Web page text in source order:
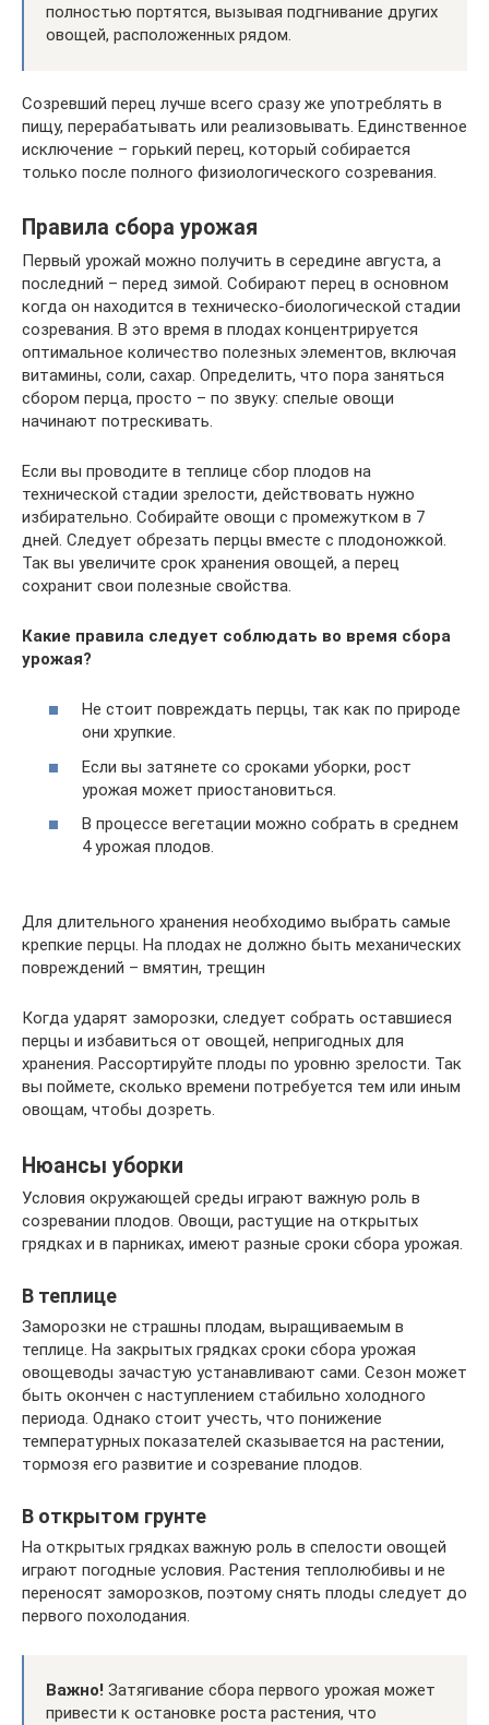
полностью портятся, вызывая подгнивание других
овощей, расположенных рядом.
Созревший перец лучше всего сразу же употреблять в
пищу, перерабатывать или реализовывать. Единственное
исключение – горький перец, который собирается
только после полного физиологического созревания.
Правила сбора урожая
Первый урожай можно получить в середине августа, а
последний – перед зимой. Собирают перец в основном
когда он находится в техническо-биологической стадии
созревания. В это время в плодах концентрируется
оптимальное количество полезных элементов, включая
витамины, соли, сахар. Определить, что пора заняться
сбором перца, просто – по звуку: спелые овощи
начинают потрескивать.
Если вы проводите в теплице сбор плодов на
технической стадии зрелости, действовать нужно
избирательно. Собирайте овощи с промежутком в 7
дней. Следует обрезать перцы вместе с плодоножкой.
Так вы увеличите срок хранения овощей, а перец
сохранит свои полезные свойства.
Какие правила следует соблюдать во время сбора
урожая?
Не стоит повреждать перцы, так как по природе
они хрупкие.
Если вы затянете со сроками уборки, рост
урожая может приостановиться.
В процессе вегетации можно собрать в среднем
4 урожая плодов.
Для длительного хранения необходимо выбрать самые
крепкие перцы. На плодах не должно быть механических
повреждений – вмятин, трещин
Когда ударят заморозки, следует собрать оставшиеся
перцы и избавиться от овощей, непригодных для
хранения. Рассортируйте плоды по уровню зрелости. Так
вы поймете, сколько времени потребуется тем или иным
овощам, чтобы дозреть.
Нюансы уборки
Условия окружающей среды играют важную роль в
созревании плодов. Овощи, растущие на открытых
грядках и в парниках, имеют разные сроки сбора урожая.
В теплице
Заморозки не страшны плодам, выращиваемым в
теплице. На закрытых грядках сроки сбора урожая
овощеводы зачастую устанавливают сами. Сезон может
быть окончен с наступлением стабильно холодного
периода. Однако стоит учесть, что понижение
температурных показателей сказывается на растении,
тормозя его развитие и созревание плодов.
В открытом грунте
На открытых грядках важную роль в спелости овощей
играют погодные условия. Растения теплолюбивы и не
переносят заморозков, поэтому снять плоды следует до
первого похолодания.
Важно! Затягивание сбора первого урожая может
привести к остановке роста растения, что